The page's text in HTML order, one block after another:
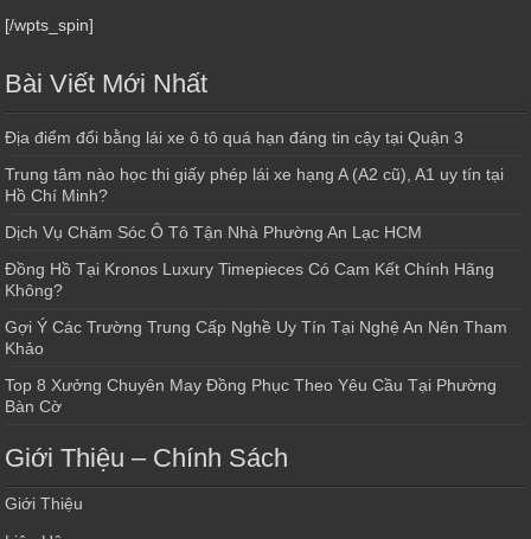
[/wpts_spin]
Bài Viết Mới Nhất
Địa điểm đổi bằng lái xe ô tô quá hạn đáng tin cậy tại Quận 3
Trung tâm nào học thi giấy phép lái xe hạng A (A2 cũ), A1 uy tín tại
Hồ Chí Minh?
Dịch Vụ Chăm Sóc Ô Tô Tận Nhà Phường An Lạc HCM
Đồng Hồ Tại Kronos Luxury Timepieces Có Cam Kết Chính Hãng
Không?
Gợi Ý Các Trường Trung Cấp Nghề Uy Tín Tại Nghệ An Nên Tham
Khảo
Top 8 Xưởng Chuyên May Đồng Phục Theo Yêu Cầu Tại Phường
Bàn Cờ
Giới Thiệu – Chính Sách
Giới Thiệu